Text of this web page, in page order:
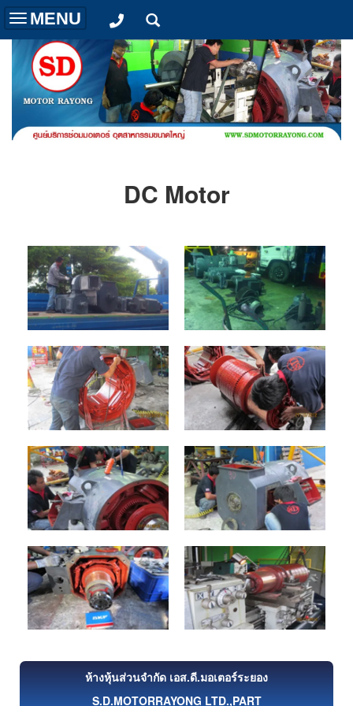
Toggle
navigation
MENU
DC Motor
ห้างหุ้นส่วนจำกัด เอส.ดี.มอเตอร์ระยอง
S.D.MOTORRAYONG LTD.,PART